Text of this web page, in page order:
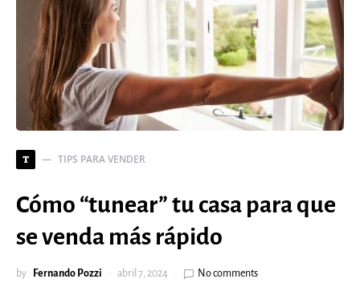
T TIPS PARA VENDER
Cómo “tunear” tu casa para que
se venda más rápido
by Fernando Pozzi abril 7, 2024 No comments